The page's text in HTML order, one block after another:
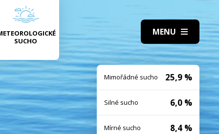
SUCHO
Mimořádné sucho 25,9 %
Silné sucho 6,0 %
Mírné sucho 8,4 %